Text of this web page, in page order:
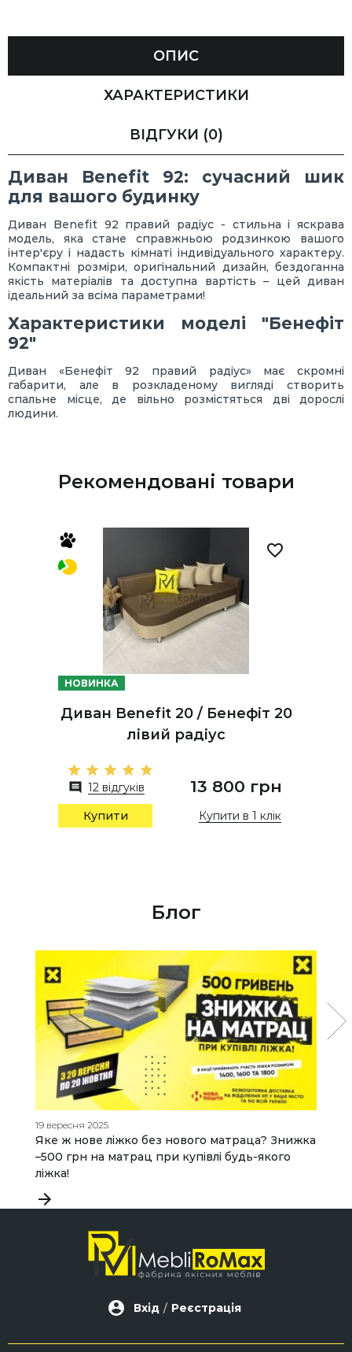
ОПИС
ХАРАКТЕРИСТИКИ
ВІДГУКИ (0)
Диван Benefit 92: сучасний шик
для вашого будинку
Диван Benefit 92 правий радіус - стильна і яскрава
модель, яка стане справжньою родзинкою вашого
інтер'єру і надасть кімнаті індивідуального характеру.
Компактні розміри, оригінальний дизайн, бездоганна
якість матеріалів та доступна вартість – цей диван
ідеальний за всіма параметрами!
Характеристики моделі "Бенефіт
92"
Диван «Бенефіт 92 правий радіус» має скромні
габарити, але в розкладеному вигляді створить
спальне місце, де вільно розмістяться дві дорослі
людини.
Рекомендовані товари
НОВИНКА
Диван Benefit 20 / Бенефіт 20
лівий радіус
12 відгуків 13 800 грн
Купити Купити в 1 клік
Блог
19 вересня 2025
Яке ж нове ліжко без нового матраца? Знижка
–500 грн на матрац при купівлі будь-якого
ліжка!
Вхід / Реєстрація